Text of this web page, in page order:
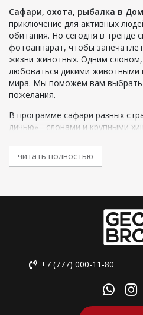
Сафари, охота, рыбалка в
приключение для активных
обитания. Но сегодня в тренде
фотоаппарат, чтобы
жизни животных. Одним
любоваться дикими животными
мира. Мы поможем вам выбрать
пожелания.
В программе сафари разных
дичью» - слонами и крупными
некоторых частей Юго-
наслаждаться пейзажем. Такие
Африке и на Ближнем Востоке.
гид сопровождает в пустыню, но
самостоятельным управлением
побывать в настоящей
опасный район Конго, куда
топе - ночевка на голой земле,
лучше спать в палатке.
читать полностью
+7 (777) 000-11-80